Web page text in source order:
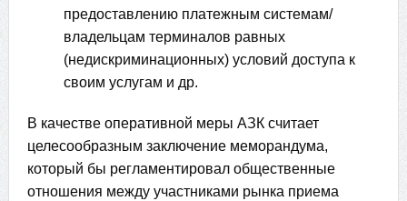
предоставлению платежным системам/
владельцам терминалов равных
(недискриминационных) условий доступа к
своим услугам и др.
В качестве оперативной меры АЗК считает
целесообразным заключение меморандума,
который бы регламентировал общественные
отношения между участниками рынка приема